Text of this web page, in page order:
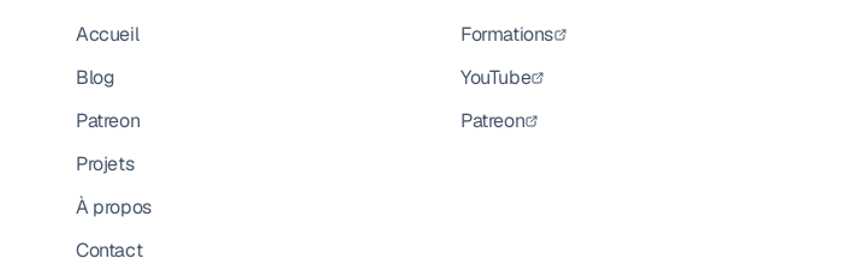
Accueil
Blog
Patreon
Projets
À propos
Contact
Formations
YouTube
Patreon